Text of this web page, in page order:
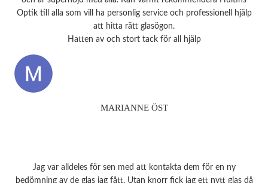
Optik till alla som vill ha personlig service och professionell hjälp
att hitta rätt glasögon.
Hatten av och stort tack för all hjälp
MARIANNE ÖST
Jag var alldeles för sen med att kontakta dem för en ny
bedömning av de glas jag fått. Utan knorr fick jag ett nytt glas då